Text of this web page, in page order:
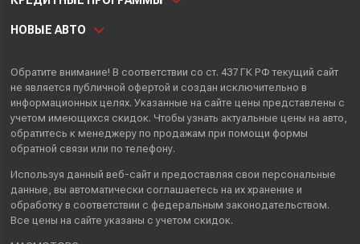
НОВЫЕ АВТО
Обратите внимание! В соответствии со ст. 437 ГК РФ текущий сайт
не является публичной офертой и создан исключительно в
информационных целях. Указанные на сайте цены представлены с
учетом имеющихся скидок. Чтобы узнать актуальные цены на авто,
обратитесь к менеджеру по продажам при помощи формы
обратной связи или по телефону.
Используя данный веб-сайт и предоставляя свои персональные
данные , вы автоматически соглашаетесь на их хранение и
обработку в соответствии с федеральным законодательством.
Все цены на сайте указаны с учетом скидок.